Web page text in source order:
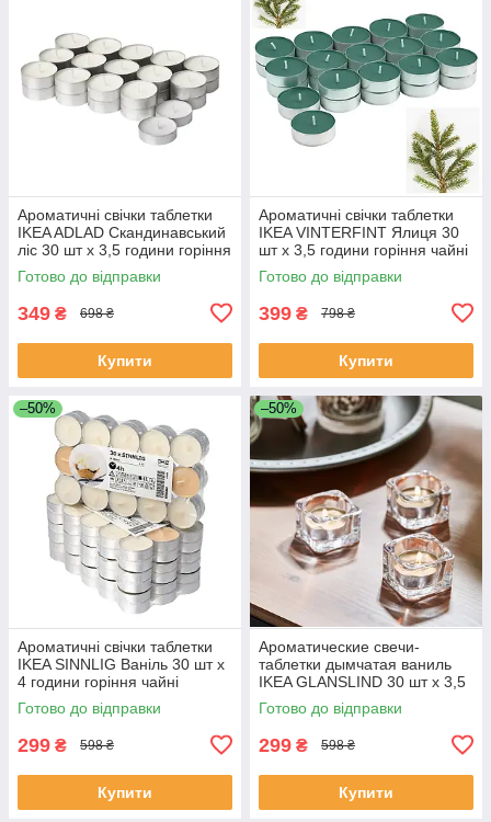
Ароматичні свічки таблетки
IKEA ADLAD Скандинавський
ліс 30 шт х 3,5 години горіння
чайні декоративні
аромасвічки
Готово до відправки
349 ₴ 698 ₴
Купити
Ароматичні свічки таблетки
IKEA VINTERFINT Ялиця 30
шт х 3,5 години горіння чайні
декоративні аромасвічки
Готово до відправки
399 ₴ 798 ₴
Купити
–50%
Ароматичні свічки таблетки
IKEA SINNLIG Ваніль 30 шт х
4 години горіння чайні
декоративні аромасвічки
Готово до відправки
299 ₴ 598 ₴
Купити
–50%
Ароматические свечи-
таблетки дымчатая ваниль
IKEA GLANSLIND 30 шт х 3,5
часа горения чайные ИКЕА
Готово до відправки
299 ₴ 598 ₴
Купити